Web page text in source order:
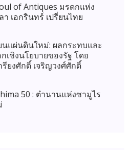
of Antiques มรดกแห่ง
า เอกรินทร์ เปรี่ยนไทย
แผ่นดินใหม่: ผลกระทบและ
เชิงนโยบายของรัฐ โดย
รียงศักดิ์ เจริญวงศ์ศักดิ์
50 : ตำนานแห่งซามูไร